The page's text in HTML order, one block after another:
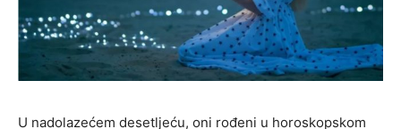
U nadolazećem desetljeću, oni rođeni u horoskopskom